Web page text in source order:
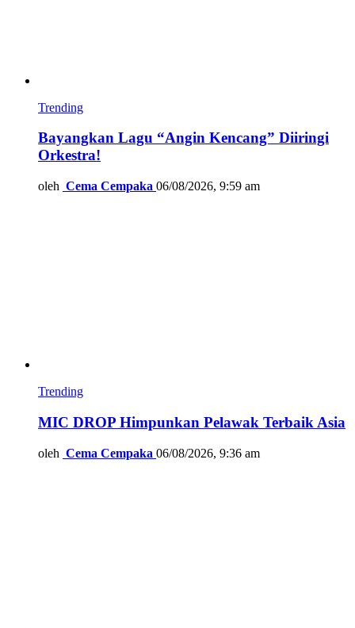
Trending
Bayangkan Lagu “Angin Kencang” Diiringi
Orkestra!
oleh Cema Cempaka 06/08/2026, 9:59 am
Trending
MIC DROP Himpunkan Pelawak Terbaik Asia
oleh Cema Cempaka 06/08/2026, 9:36 am